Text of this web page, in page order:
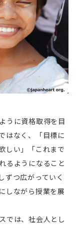
うに資格取得を目
はなく、「目標に
しい」「これまで
るようになること
ずつ広がっていく
しながら授業を展
では、社会人とし